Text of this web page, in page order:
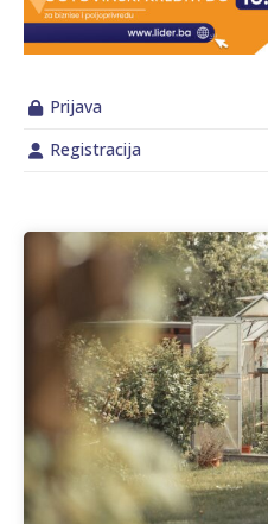
Prijava
Registracija